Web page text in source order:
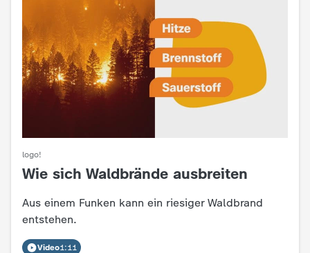
logo!
:
Wie sich Waldbrände ausbreiten
Aus einem Funken kann ein riesiger Waldbrand
entstehen.
Video1:11